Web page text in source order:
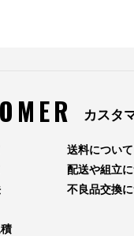
カスタ
送料について
配送や組立
不良品交換